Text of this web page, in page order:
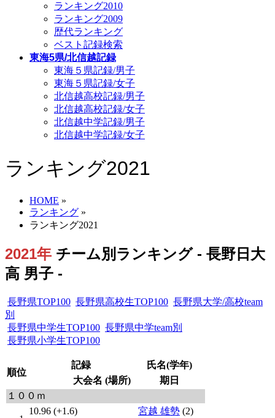
ランキング2010
ランキング2009
歴代ランキング
ベスト記録検索
東海5県/北信越記録
東海５県記録/男子
東海５県記録/女子
北信越高校記録/男子
北信越高校記録/女子
北信越中学記録/男子
北信越中学記録/女子
ランキング2021
HOME »
ランキング »
ランキング2021
2021年 チーム別ランキング - 長野日大
高 男子 -
長野県TOP100 長野県高校生TOP100 長野県大学/高校team
別
長野県中学生TOP100 長野県中学team別
長野県小学生TOP100
順位
記録
氏名(学年)
大会名 (場所)
期日
１００ｍ
10.96 (+1.6) 宮越 雄勢 (2)